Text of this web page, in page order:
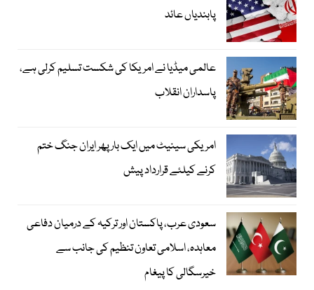
پابندیاں عائد
عالمی میڈیا نے امریکا کی شکست تسلیم کرلی ہے،
پاسداران انقلاب
امریکی سینیٹ میں ایک بار پھر ایران جنگ ختم
کرنے کیلئے قرارداد پیش
سعودی عرب، پاکستان اور ترکیہ کے درمیان دفاعی
معاہدہ، اسلامی تعاون تنظیم کی جانب سے
خیرسگالی کا پیغام